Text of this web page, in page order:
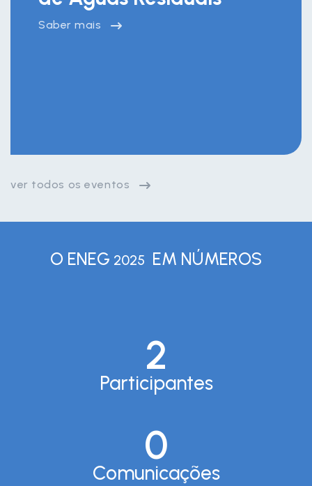
Saber mais
ver todos os eventos
O ENEG 2025 EM NÚMEROS
2
Participantes
0
Comunicações